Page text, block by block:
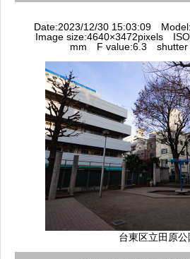
Date:2023/12/30 15:03:09
Image size:4640×3472pixels
mm F value:6.3 shutter
台東区立田原公